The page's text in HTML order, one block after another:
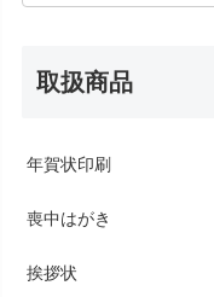
取扱商品
年賀状印刷
喪中はがき
挨拶状